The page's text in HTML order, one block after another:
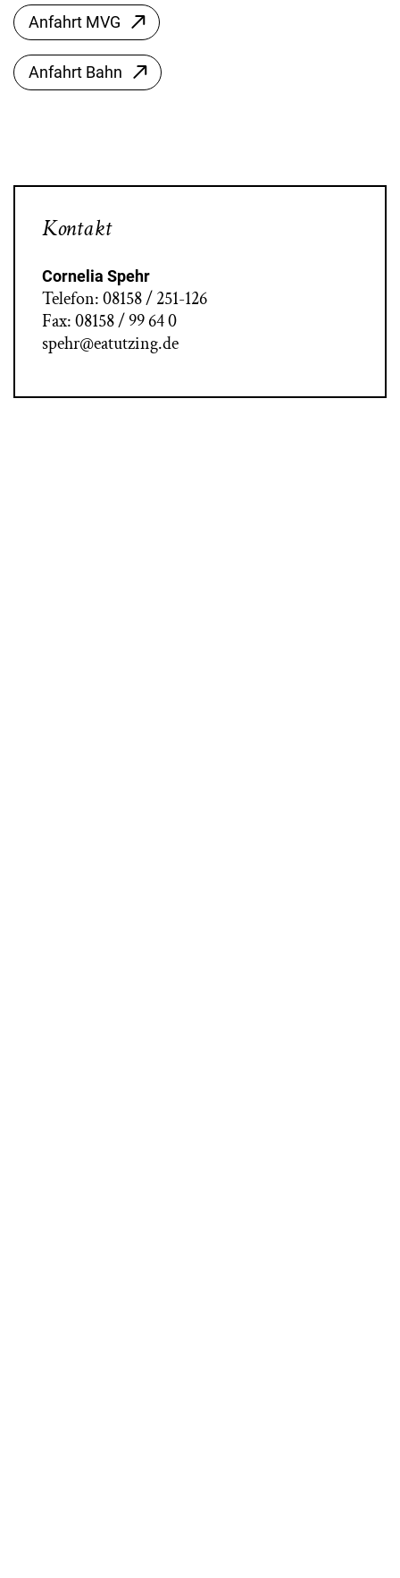
Anfahrt MVG
Anfahrt Bahn
Kontakt
Cornelia Spehr
Telefon: 08158 / 251-126
Fax: 08158 / 99 64 0
spehr@eatutzing.de